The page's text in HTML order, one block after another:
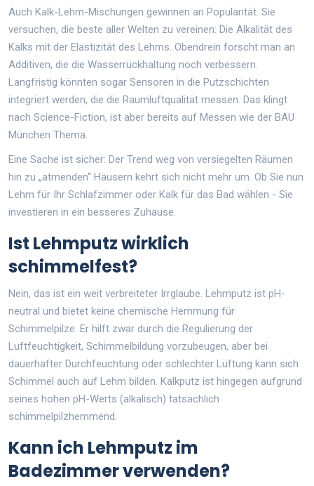
Auch Kalk-Lehm-Mischungen gewinnen an Popularität. Sie
versuchen, die beste aller Welten zu vereinen: Die Alkalität des
Kalks mit der Elastizität des Lehms. Obendrein forscht man an
Additiven, die die Wasserrückhaltung noch verbessern.
Langfristig könnten sogar Sensoren in die Putzschichten
integriert werden, die die Raumluftqualität messen. Das klingt
nach Science-Fiction, ist aber bereits auf Messen wie der BAU
München Thema.
Eine Sache ist sicher: Der Trend weg von versiegelten Räumen
hin zu „atmenden“ Häusern kehrt sich nicht mehr um. Ob Sie nun
Lehm für Ihr Schlafzimmer oder Kalk für das Bad wählen - Sie
investieren in ein besseres Zuhause.
Ist Lehmputz wirklich
schimmelfest?
Nein, das ist ein weit verbreiteter Irrglaube. Lehmputz ist pH-
neutral und bietet keine chemische Hemmung für
Schimmelpilze. Er hilft zwar durch die Regulierung der
Luftfeuchtigkeit, Schimmelbildung vorzubeugen, aber bei
dauerhafter Durchfeuchtung oder schlechter Lüftung kann sich
Schimmel auch auf Lehm bilden. Kalkputz ist hingegen aufgrund
seines hohen pH-Werts (alkalisch) tatsächlich
schimmelpilzhemmend.
Kann ich Lehmputz im
Badezimmer verwenden?